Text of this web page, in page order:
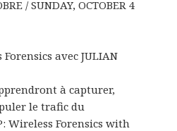
/ SUNDAY, OCTOBER 4
Forensics avec JULIAN
à capturer,
le trafic du
Wireless Forensics with